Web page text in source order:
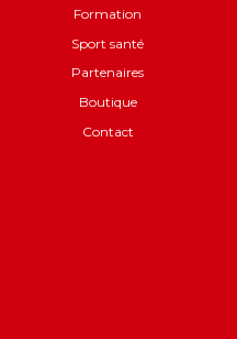
Formation
Sport santé
Partenaires
Boutique
Contact